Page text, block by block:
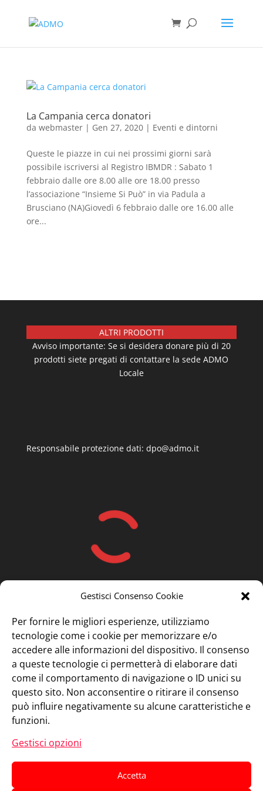
Gestisci Consenso Cookie
Per fornire le migliori esperienze, utilizziamo
tecnologie come i cookie per memorizzare e/o
accedere alle informazioni del dispositivo. Il consenso
a queste tecnologie ci permetterà di elaborare dati
come il comportamento di navigazione o ID unici su
questo sito. Non acconsentire o ritirare il consenso
può influire negativamente su alcune caratteristiche e
funzioni.
Gestisci opzioni
Accetta
La Campania cerca donatori
da webmaster| Gen 27, 2020| Eventi e dintorni
Queste le piazze in cui nei prossimi giorni sarà
possibile iscriversi al Registro IBMDR : Sabato 1
febbraio dalle ore 8.00 alle ore 18.00 presso
l’associazione “Insieme Si Può” in via Padula a
Brusciano (NA)Giovedì 6 febbraio dalle ore 16.00 alle
ore...
ALTRI PRODOTTI
Avviso importante: Se si desidera donare più di 20
prodotti siete pregati di contattare la sede ADMO
Locale
Responsabile protezione dati: dpo@admo.it